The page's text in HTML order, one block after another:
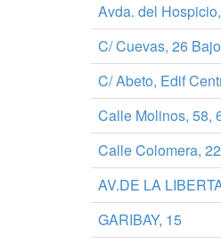
Avda. del
C/ Cuevas, 26 Bajo
C/ Abeto, Edif
Calle Molinos, 58,
Calle Colomera,
AV.DE LA
GARIBAY, 15